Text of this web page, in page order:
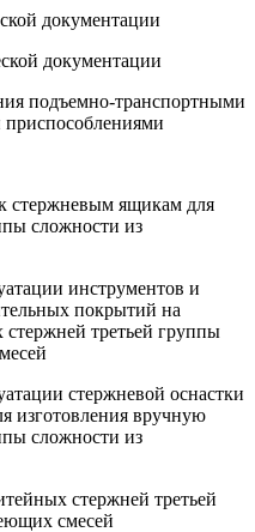
документации
документации
подъемно-транспортными
стержневым ящикам для
сложности из
инструментов и
покрытий на
третьей группы
стержневой оснастки
изготовления вручную
сложности из
стержней третьей
смесей